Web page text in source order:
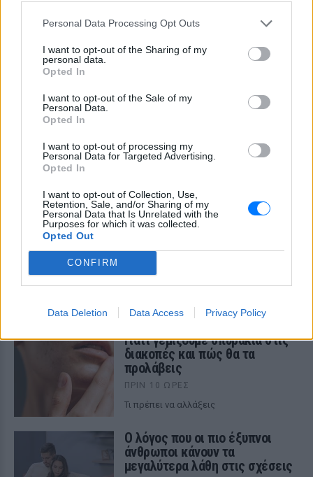
Personal Data Processing Opt Outs
I want to opt-out of the Sharing of my
personal data.
Opted In
I want to opt-out of the Sale of my
Personal Data.
Opted In
I want to opt-out of processing my
Personal Data for Targeted Advertising.
Opted In
I want to opt-out of Collection, Use,
Retention, Sale, and/or Sharing of my
Personal Data that Is Unrelated with the
Purposes for which it was collected.
Opted Out
CONFIRM
Data Deletion Data Access Privacy Policy
ΔΕΙΤΕ ΕΠΙΣΗΣ
ΣΤΗΝ ΙΔΙΑ ΚΑΤΗΓΟΡΙΑ
Γιατί γεμίζουμε σπυράκια στις
διακοπές και πώς θα τα
προλάβεις
ΠΡΙΝ 10 ΏΡΕΣ
Τι πρέπει να αλλάξεις
Ο λόγος που οι πιο έξυπνοι
άνθρωποι κάνουν τα
μεγαλύτερα λάθη στις σχέσεις